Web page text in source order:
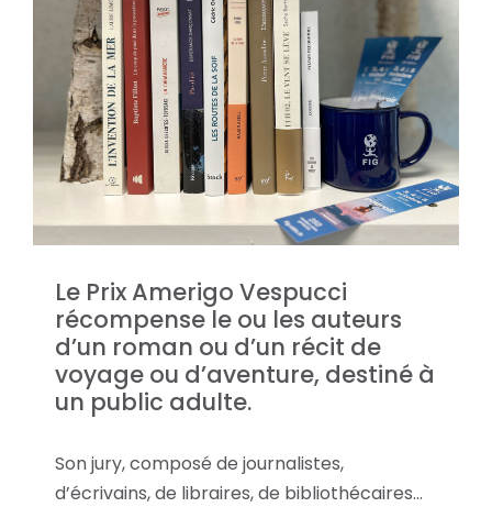
Le Prix Amerigo Vespucci
récompense le ou les auteurs
d’un roman ou d’un récit de
voyage ou d’aventure, destiné à
un public adulte.
Son jury, composé de journalistes,
d’écrivains, de libraires, de bibliothécaires…